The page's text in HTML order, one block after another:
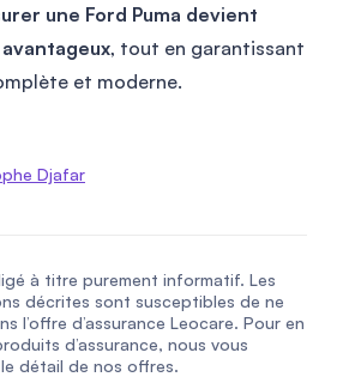
une Ford Puma devient
, tout en garantissant
et moderne.
Djafar
à titre purement informatif. Les
décrites sont susceptibles de ne
l’offre d’assurance Leocare. Pour en
d’assurance, nous vous
détail de nos offres.